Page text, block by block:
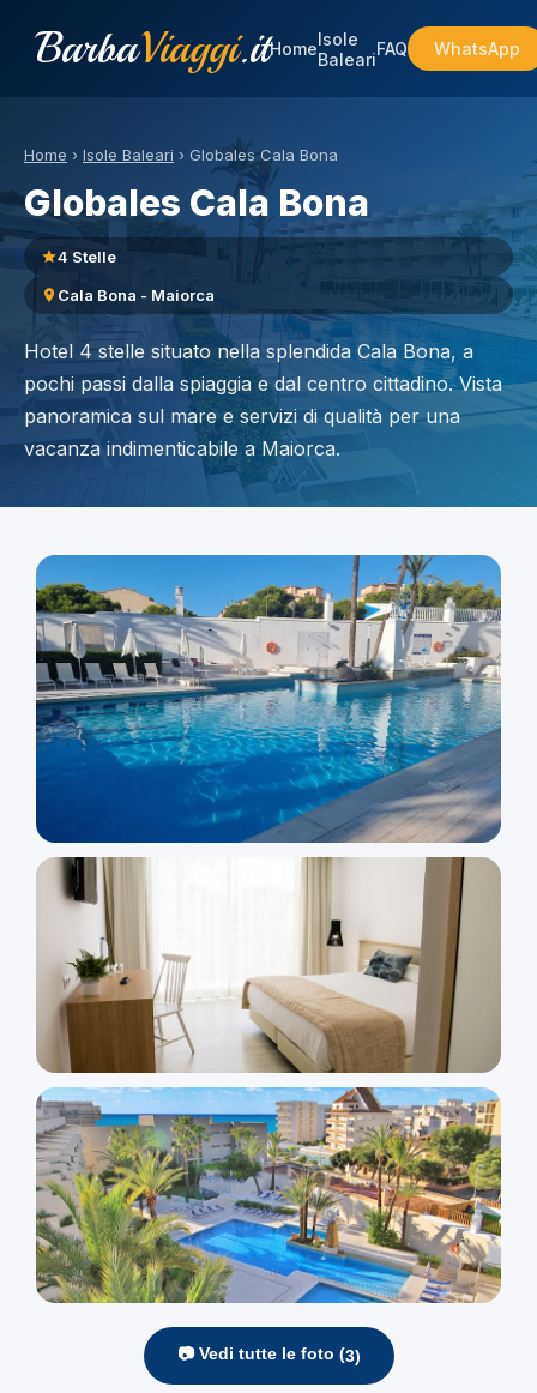
BarbaViaggi.itHomeIsole
BaleariFAQ WhatsApp
Home › Isole Baleari › Globales Cala Bona
Globales Cala Bona
4 Stelle
Cala Bona - Maiorca
Hotel 4 stelle situato nella splendida Cala Bona, a
pochi passi dalla spiaggia e dal centro cittadino. Vista
panoramica sul mare e servizi di qualità per una
vacanza indimenticabile a Maiorca.
📷 Vedi tutte le foto (3)